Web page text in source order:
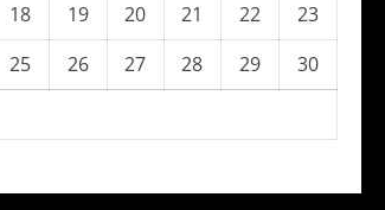
18 19 20 21 22
23
25 26 27 28 29
30